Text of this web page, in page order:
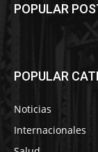
POPULAR
POPULAR
Noticias
Internacionales